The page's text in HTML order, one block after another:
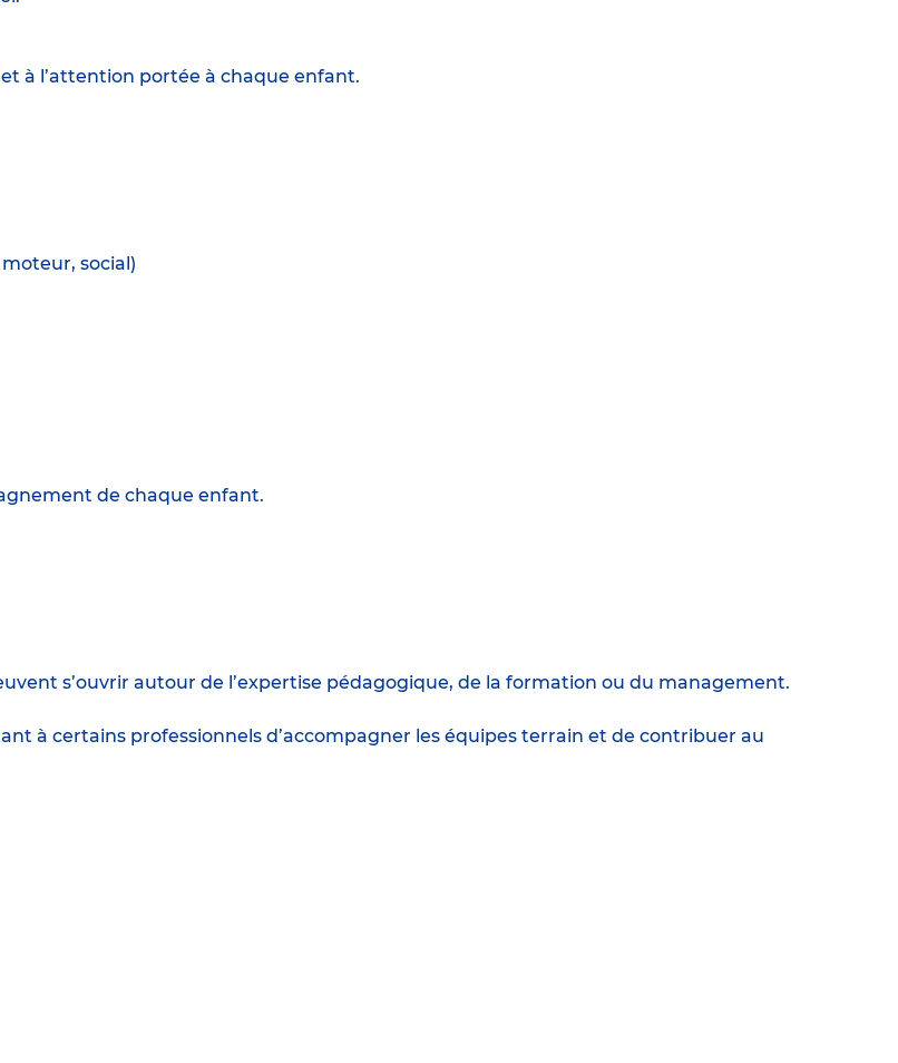
à l’attention portée à chaque enfant.
social)
de chaque enfant.
s’ouvrir autour de l’expertise pédagogique, de la formation ou du management.
à certains professionnels d’accompagner les équipes terrain et de contribuer au